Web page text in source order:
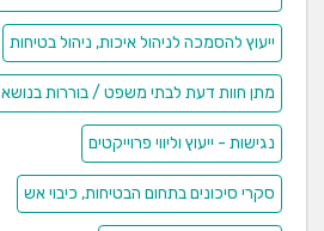
ייעוץ להסמכה לניהול איכות, ניהול בטיחות
מתן חוות דעת לבתי משפט / בוררות
נגישות - ייעוץ וליווי פרוייקטים
סקרי סיכונים בתחום הבטיחות, כיבוי אש